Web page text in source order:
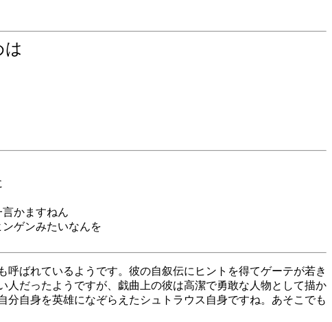
は
かますねん
ゲンみたいなんを
ばれているようです。彼の自叙伝にヒントを得てゲーテが若き
だったようですが、戯曲上の彼は高潔で勇敢な人物として描か
自身を英雄になぞらえたシュトラウス自身ですね。あそこでも